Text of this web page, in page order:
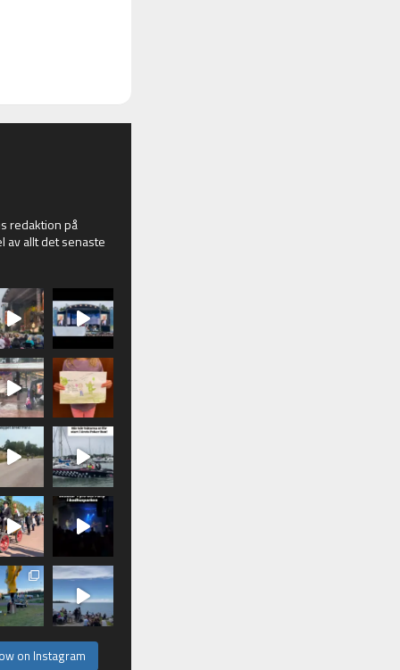
redaktion på
av allt det senaste
on Instagram